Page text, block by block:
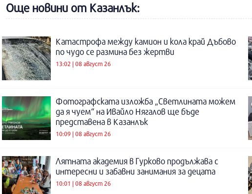
Още новини от Казанлък:
Катастрофа между камион и кола край Дъбово
по чудо се размина без жертви
13:02 | 08 август 26
Фотографската изложба „Светлината можем
да я чуем“ на Ивайло Нягалов ще бъде
представена в Казанлък
10:09 | 08 август 26
Лятната академия в Гурково продължава с
интересни и забавни занимания за децата
10:01 | 08 август 26